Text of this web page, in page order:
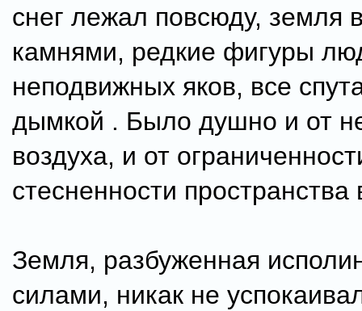
снег лежал повсюду, земля
камнями, редкие фигуры
неподвижных яков, все
дымкой . Было душно и от
воздуха, и от
стесненности пространства
Земля, разбуженная
силами, никак не